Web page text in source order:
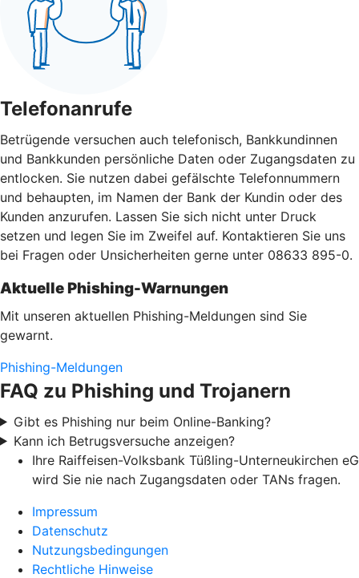
Telefonanrufe
Betrügende versuchen auch telefonisch, Bankkundinnen
und Bankkunden persönliche Daten oder Zugangsdaten zu
entlocken. Sie nutzen dabei gefälschte Telefonnummern
und behaupten, im Namen der Bank der Kundin oder des
Kunden anzurufen. Lassen Sie sich nicht unter Druck
setzen und legen Sie im Zweifel auf. Kontaktieren Sie uns
bei Fragen oder Unsicherheiten gerne unter 08633 895-0.
Aktuelle Phishing-Warnungen
Mit unseren aktuellen Phishing-Meldungen sind Sie
gewarnt.
Phishing-Meldungen
FAQ zu Phishing und Trojanern
Gibt es Phishing nur beim Online-Banking?
Kann ich Betrugsversuche anzeigen?
Ihre Raiffeisen-Volksbank Tüßling-Unterneukirchen eG
wird Sie nie nach Zugangsdaten oder TANs fragen.
Impressum
Datenschutz
Nutzungsbedingungen
Rechtliche Hinweise